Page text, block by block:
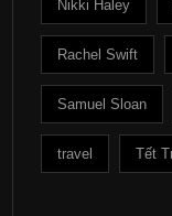
Nikki Haley
Rachel Swift
Samuel Sloan
travel Tết